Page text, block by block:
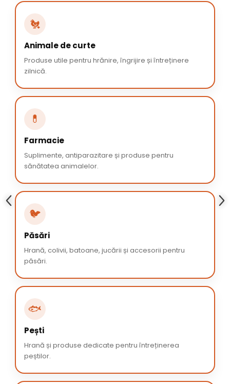
🐔
Animale de curte
Produse utile pentru hrănire, îngrijire și întreținere
zilnică.
💊
Farmacie
Suplimente, antiparazitare și produse pentru
sănătatea animalelor.
🐦
Păsări
Hrană, colivii, batoane, jucării și accesorii pentru
păsări.
🐟
Pești
Hrană și produse dedicate pentru întreținerea
peștilor.